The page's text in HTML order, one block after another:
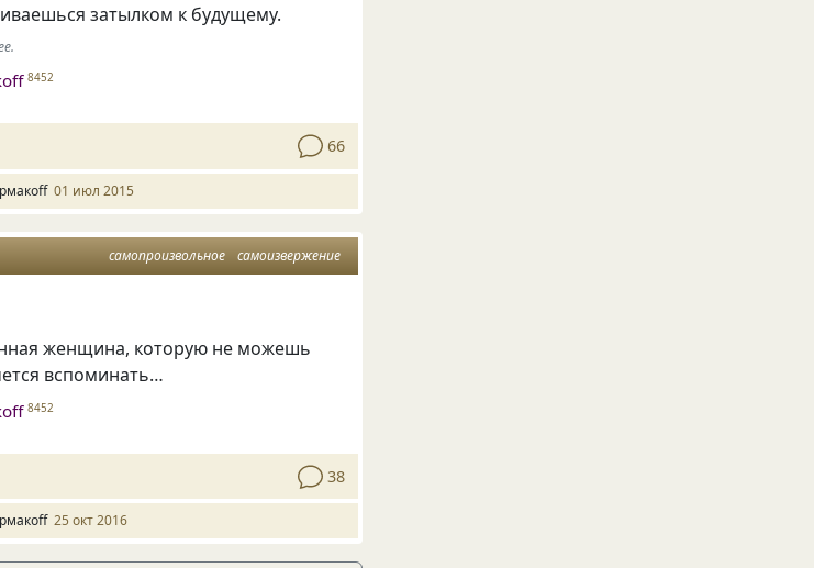
затылком к будущему.
8452
66
01 июл 2015
самопроизвольное самоизвержение
женщина, которую не можешь
вспоминать…
8452
38
25 окт 2016